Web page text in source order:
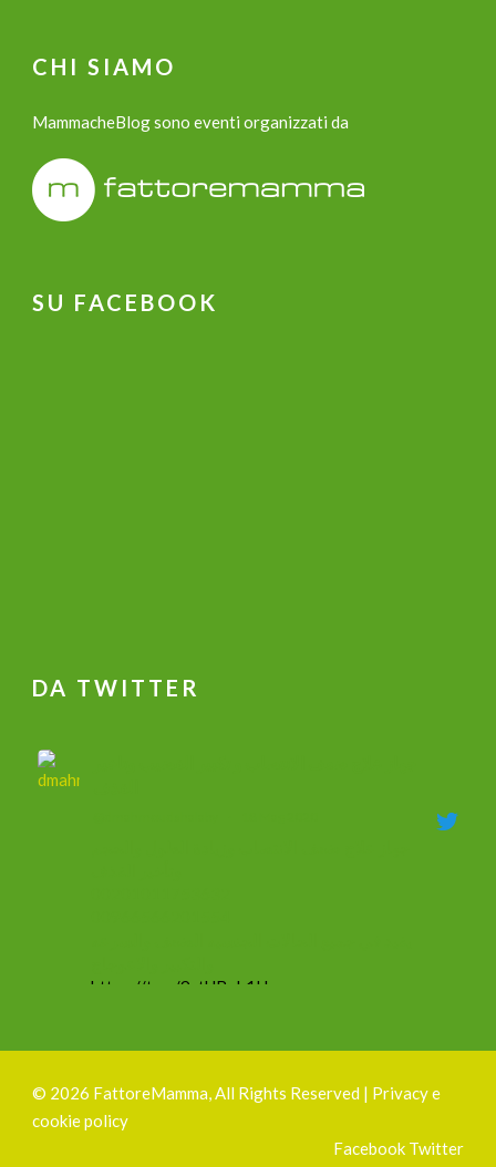
CHI SIAMO
MammacheBlog sono eventi organizzati da
SU FACEBOOK
DA TWITTER
https://t.co/9ztUBoh1Ha
#1ottobre
Sono felicissima di presentavi finalmente il mio
© 2026 FattoreMamma, All Rights Reserved | Privacy e
cookie policy
Facebook Twitter